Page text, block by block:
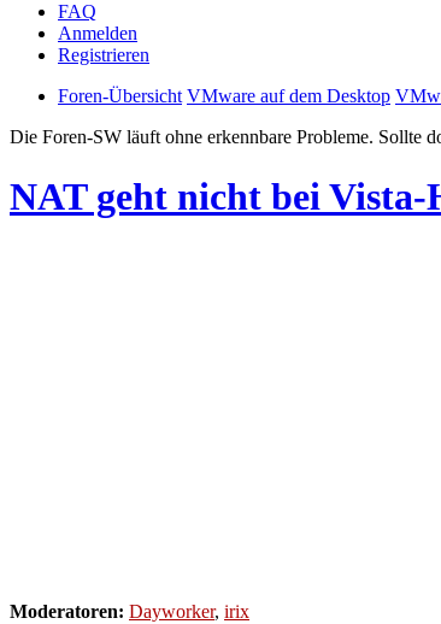
FAQ
Anmelden
Registrieren
Foren-Übersicht VMware auf dem Desktop
Die Foren-SW läuft ohne erkennbare Probleme. Sollte
NAT geht nicht bei Vista-
Moderatoren: Dayworker, irix